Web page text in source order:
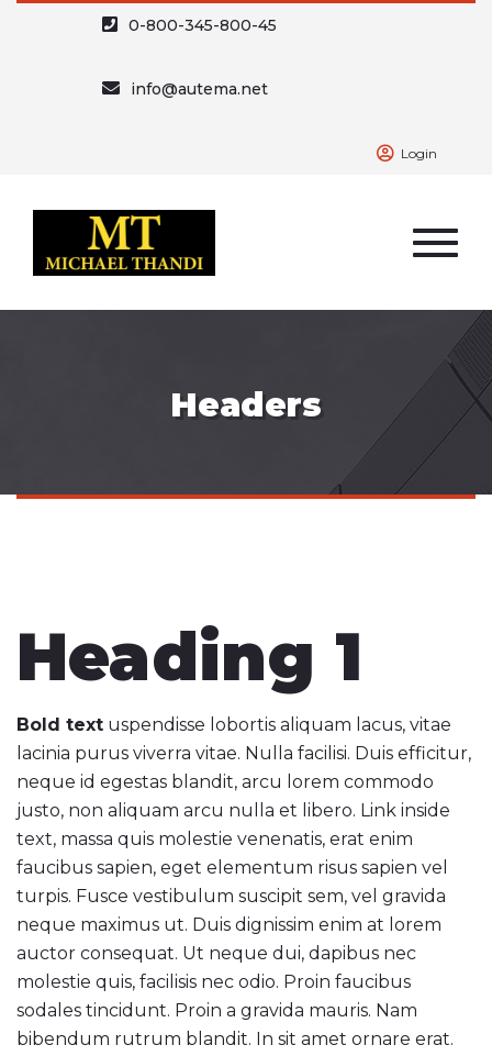
0-800-345-800-45
info@autema.net
Login
Headers
Heading 1
Bold text uspendisse lobortis aliquam lacus, vitae
lacinia purus viverra vitae. Nulla facilisi. Duis efficitur,
neque id egestas blandit, arcu lorem commodo
justo, non aliquam arcu nulla et libero. Link inside
text, massa quis molestie venenatis, erat enim
faucibus sapien, eget elementum risus sapien vel
turpis. Fusce vestibulum suscipit sem, vel gravida
neque maximus ut. Duis dignissim enim at lorem
auctor consequat. Ut neque dui, dapibus nec
molestie quis, facilisis nec odio. Proin faucibus
sodales tincidunt. Proin a gravida mauris. Nam
bibendum rutrum blandit. In sit amet ornare erat.